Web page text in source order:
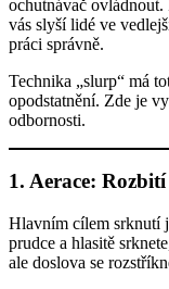
ochutnávač ovládnout.
vás slyší lidé ve
práci správně.
Technika „slurp“ má
opodstatnění. Zde je
odbornosti.
1. Aerace:
Hlavním cílem srknutí
prudce a hlasitě
ale doslova se